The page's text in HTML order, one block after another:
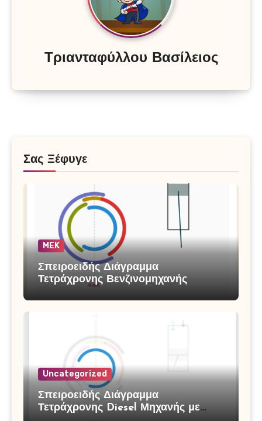
Τριανταφύλλου Βασίλειος
Σας Ξέφυγε
MEK
Σπειροειδής Διάγραμμα
Τετράχρονης Βενζινομηχανής
Uncategorized
Σπειροειδής Διάγραμμα
Τετράχρονης Diesel Μηχανής με